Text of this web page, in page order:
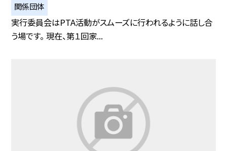
関係団体
実行委員会はPTA活動がスムーズに行われるように話し合
う場です。 現在、第１回家...